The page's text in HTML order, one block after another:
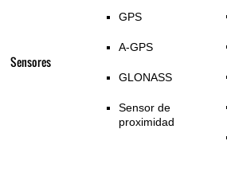
Sensores
GPS
A-GPS
GLONASS
Sensor de
proximidad